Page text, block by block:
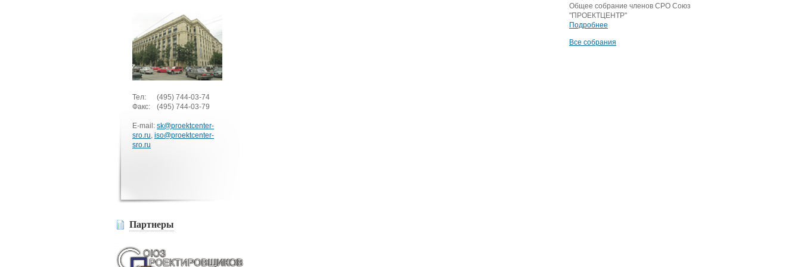
Тел: (495) 744-03-74
Факс:
(495) 744-03-79
E-mail: sk@proektcenter-
sro.ru, iso@proektcenter-
sro.ru
Партнеры
Общее собрание членов СРО Союз
"ПРОЕКТЦЕНТР"
Подробнее
Все собрания